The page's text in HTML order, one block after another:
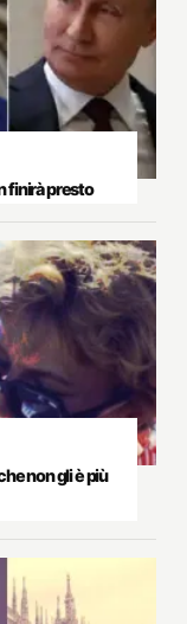
finirà presto
non gli è più